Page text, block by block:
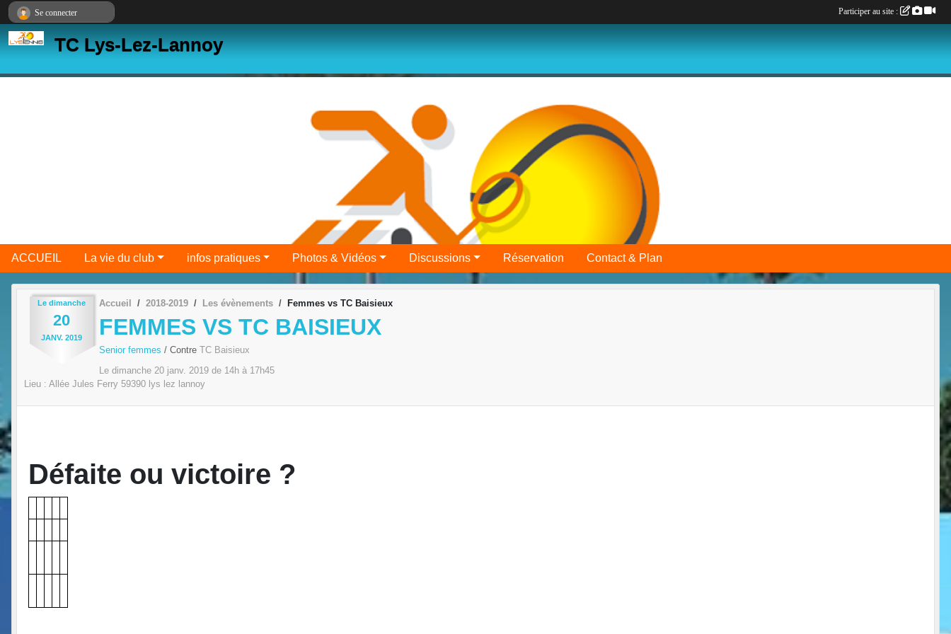
TC Lys-Lez-Lannoy
ACCUEIL La vie du club infos pratiques Photos & Vidéos Discussions Réservation Contact & Plan
Le dimanche
20
JANV. 2019
Accueil 2018-2019 Les évènements Femmes vs TC Baisieux
FEMMES VS TC BAISIEUX
Senior femmes / Contre TC Baisieux
Le dimanche 20 janv. 2019 de 14h à 17h45
Lieu : Allée Jules Ferry 59390 lys lez lannoy
Défaite ou victoire ?
Se connecter Participer au site :
Panneau de gestion des cookies